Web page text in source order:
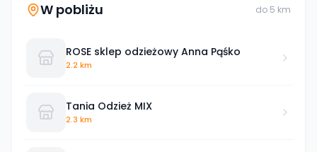
W pobliżu do 5 km
ROSE sklep odzieżowy Anna Pąśko
2.2 km
Tania Odzież MIX
2.3 km